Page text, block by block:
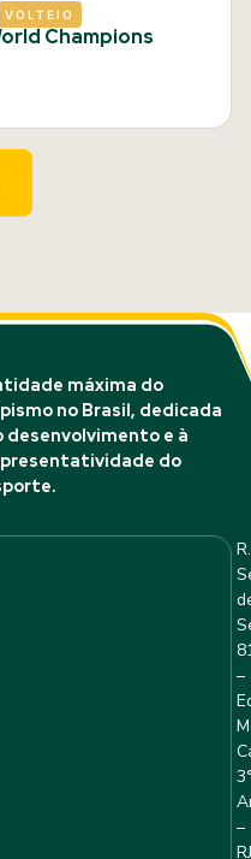
VOLTEIO
Champions
máxima do
no Brasil, dedicada
desenvolvimento e à
do
R.
–
–
RJ